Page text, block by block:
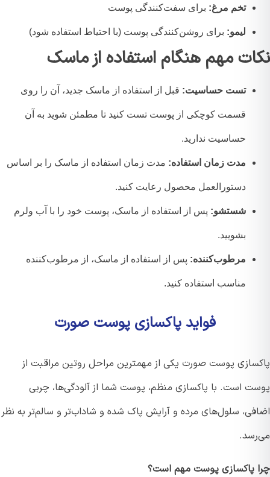
تخم مرغ:برای سفت‌کنندگی پوست
لیمو:برای روشن‌کنندگی پوست (با احتیاط استفاده شود)
مهم هنگام استفاده از ماسک
تست حساسیت:قبل از استفاده از ماسک جدید، آن را روی
قسمت کوچکی از پوست تست کنید تا مطمئن شوید به آن
حساسیت ندارید.
مدت زمان استفاده:مدت زمان استفاده از ماسک را بر اساس
دستورالعمل محصول رعایت کنید.
شستشو:پس از استفاده از ماسک، پوست خود را با آب ولرم
بشویید.
مرطوب‌کننده:پس از استفاده از ماسک، از مرطوب‌کننده
مناسب استفاده کنید.
فواید پاکسازی پوست صورت
پوست صورت یکی از مهمترین مراحل روتین مراقبت از
است. با پاکسازی منظم، پوست شما از آلودگی‌ها، چربی
سلول‌های مرده و آرایش پاک شده و شاداب‌تر و سالم‌تر به نظر
پاکسازی پوست مهم است؟